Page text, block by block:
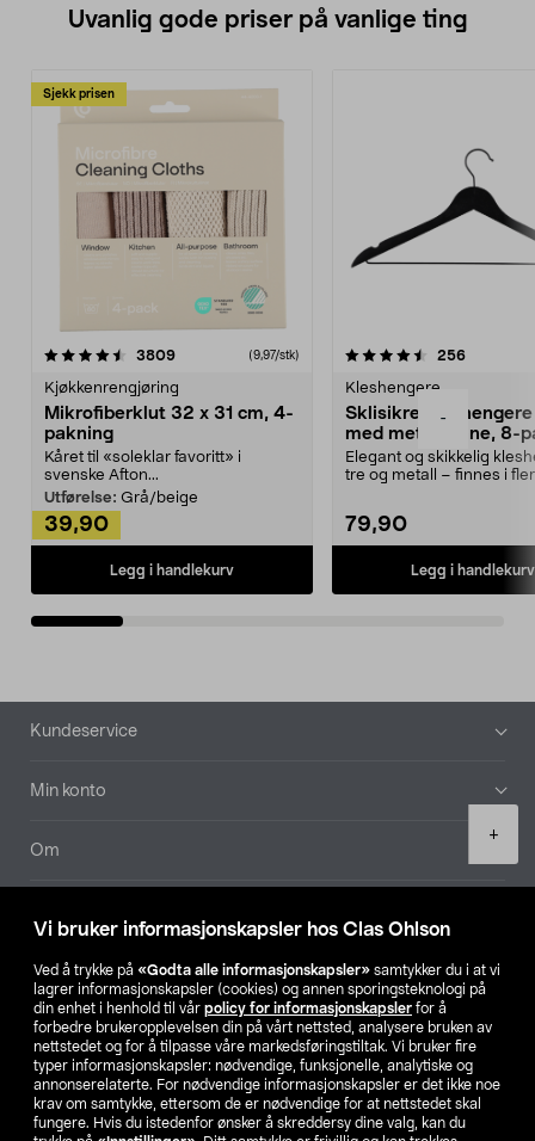
Vi bruker informasjonskapsler hos Clas Ohlson
Ved å trykke på «Godta alle informasjonskapsler» samtykker du i at vi
lagrer informasjonskapsler (cookies) og annen sporingsteknologi på
din enhet i henhold til vår policy for informasjonskapsler for å
forbedre brukeropplevelsen din på vårt nettsted, analysere bruken av
nettstedet og for å tilpasse våre markedsføringstiltak. Vi bruker fire
typer informasjonskapsler: nødvendige, funksjonelle, analytiske og
annonserelaterte. For nødvendige informasjonskapsler er det ikke noe
krav om samtykke, ettersom de er nødvendige for at nettstedet skal
fungere. Hvis du istedenfor ønsker å skreddersy dine valg, kan du
-
+
Uvanlig gode priser på vanlige ting
Sjekk prisen
3809anmeldelser(9,97/stk)
Kjøkkenrengjøring
Mikrofiberklut 32 x 31 cm, 4-
pakning
Kåret til «soleklar favoritt» i
svenske Afton...
Utførelse: Grå/beige
39,90
Legg i handlekurv
4.5av 5 stjerner 256
Kleshengere
Sklisikre
med metallpinne, 8-
Elegant og skikkelig
tre og metall – finnes i
79,90
Legg i handlekurv
4.5av 5 stjerner
Bunntekst
Kundeservice
Min konto
Om
Våre selskaper
Finn din butikk
SE NO FI